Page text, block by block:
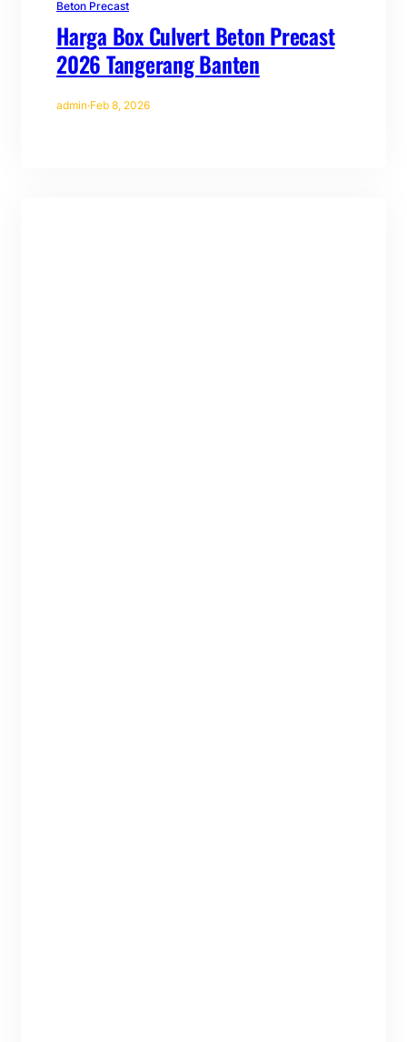
Beton Precast
Harga Box Culvert Beton Precast
2026 Tangerang Banten
admin·Feb 8, 2026